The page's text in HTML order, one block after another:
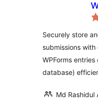
Securely store
submissions
WPForms entries
database)
Md Rashidul